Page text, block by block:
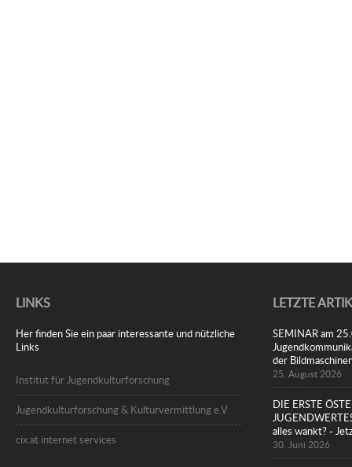
LINKS
Her finden Sie ein paar interessante und nützliche
Links
Institut für Jugendkulturforschung
Jugendkulturforschung & Kulturvermittlung e.V.
cix.at internet services
LETZTE
SEMINAR am
der
25. August 2026
DIE ERSTE
alles wankt? -
30. Juni 2026